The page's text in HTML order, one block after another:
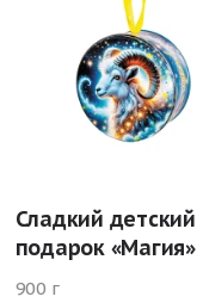
Сладкий детский
подарок «Магия»
900 г